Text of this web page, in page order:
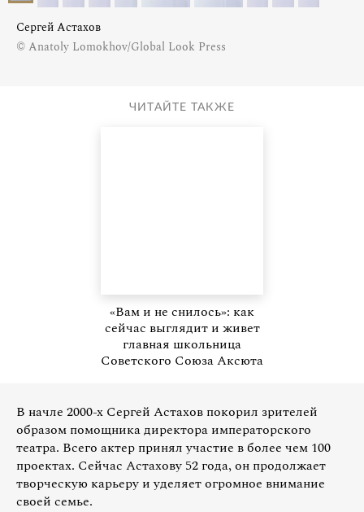
Сергей Астахов
© Anatoly Lomokhov/Global Look Press
ЧИТАЙТЕ ТАКЖЕ
«Вам и не снилось»: как
сейчас выглядит и живет
главная школьница
Советского Союза Аксюта
В начле 2000-х Сергей Астахов покорил зрителей
образом помощника директора императорского
театра. Всего актер принял участие в более чем 100
проектах. Сейчас Астахову 52 года, он продолжает
творческую карьеру и уделяет огромное внимание
своей семье.